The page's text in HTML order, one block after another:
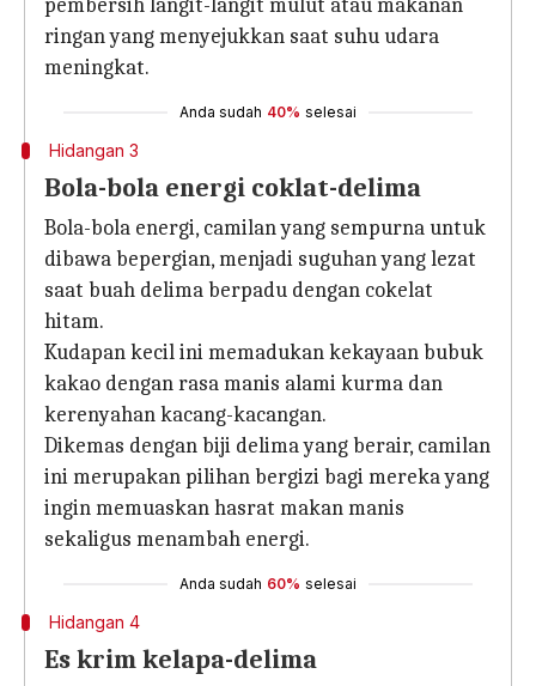
pembersih langit-langit mulut atau makanan
ringan yang menyejukkan saat suhu udara
meningkat.
Anda sudah 40% selesai
Hidangan 3
Bola-bola energi coklat-delima
Bola-bola energi, camilan yang sempurna untuk
dibawa bepergian, menjadi suguhan yang lezat
saat buah delima berpadu dengan cokelat
hitam.
Kudapan kecil ini memadukan kekayaan bubuk
kakao dengan rasa manis alami kurma dan
kerenyahan kacang-kacangan.
Dikemas dengan biji delima yang berair, camilan
ini merupakan pilihan bergizi bagi mereka yang
ingin memuaskan hasrat makan manis
sekaligus menambah energi.
Anda sudah 60% selesai
Hidangan 4
Es krim kelapa-delima